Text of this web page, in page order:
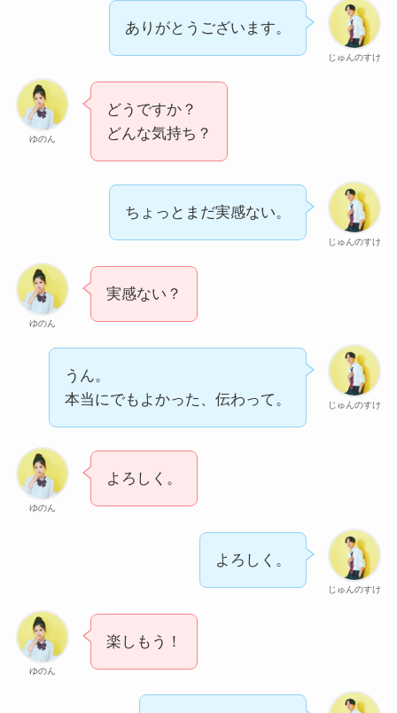
じゅんのすけ
ありがとうございます。
ゆのん
どうですか？
どんな気持ち？
じゅんのすけ
ちょっとまだ実感ない。
ゆのん
実感ない？
じゅんのすけ
うん。
本当にでもよかった、伝わって。
ゆのん
よろしく。
じゅんのすけ
よろしく。
ゆのん
楽しもう！